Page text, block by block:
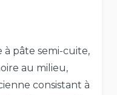
à pâte semi-cuite,
au milieu,
consistant à